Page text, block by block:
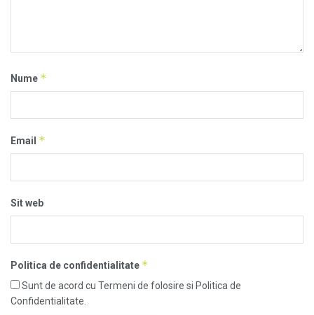
Nume *
Email *
Sit web
Politica de confidentialitate *
Sunt de acord cu Termeni de folosire si Politica de
Confidentialitate.